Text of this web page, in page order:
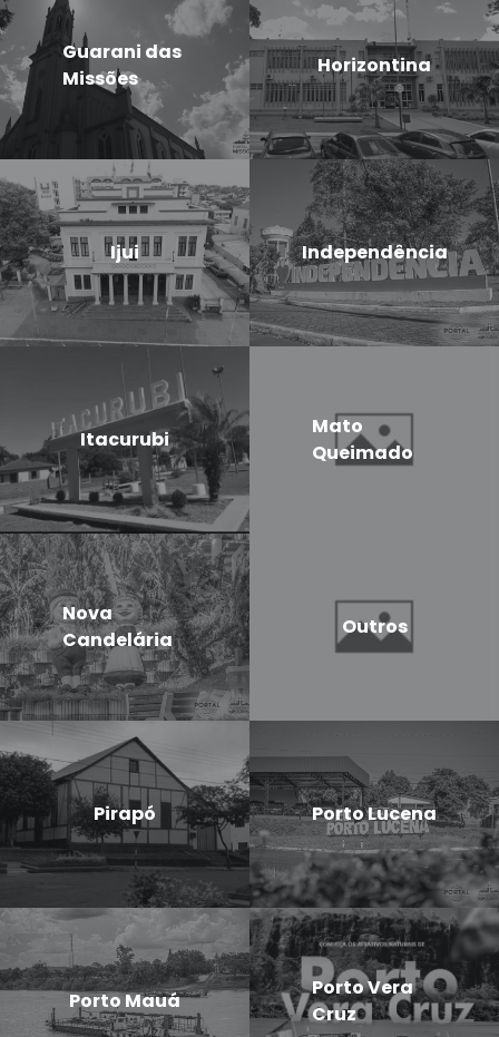
Guarani das
Missões
Horizontina
Ijui Independência
Itacurubi
Mato
Queimado
Nova
Candelária
Outros
Pirapó Porto Lucena
Porto Mauá
Porto Vera
Cruz